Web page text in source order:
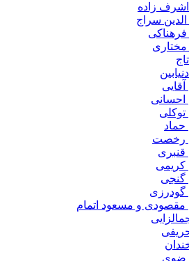
مسعود اتمام